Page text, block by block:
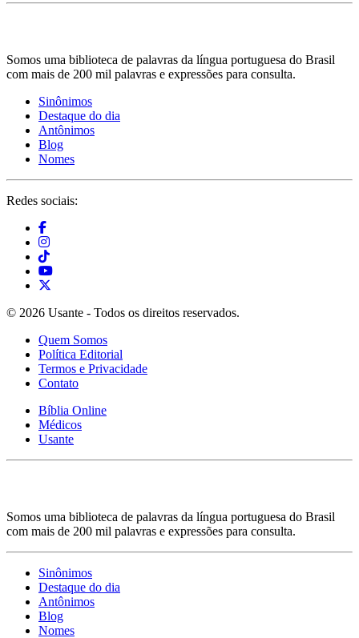
Somos uma biblioteca de palavras da língua portuguesa do Brasil
com mais de 200 mil palavras e expressões para consulta.
Sinônimos
Destaque do dia
Antônimos
Blog
Nomes
Redes sociais:
© 2026 Usante - Todos os direitos reservados.
Quem Somos
Política Editorial
Termos e Privacidade
Contato
Bíblia Online
Médicos
Usante
Somos uma biblioteca de palavras da língua portuguesa do Brasil
com mais de 200 mil palavras e expressões para consulta.
Sinônimos
Destaque do dia
Antônimos
Blog
Nomes